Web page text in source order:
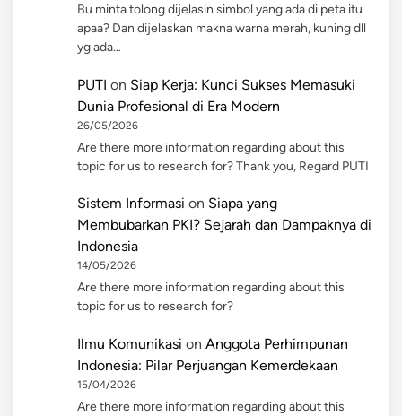
Bu minta tolong dijelasin simbol yang ada di peta itu
apaa? Dan dijelaskan makna warna merah, kuning dll
yg ada…
PUTI on Siap Kerja: Kunci Sukses Memasuki
Dunia Profesional di Era Modern
26/05/2026
Are there more information regarding about this
topic for us to research for? Thank you, Regard PUTI
Sistem Informasi on Siapa yang
Membubarkan PKI? Sejarah dan Dampaknya di
Indonesia
14/05/2026
Are there more information regarding about this
topic for us to research for?
Ilmu Komunikasi on Anggota Perhimpunan
Indonesia: Pilar Perjuangan Kemerdekaan
15/04/2026
Are there more information regarding about this